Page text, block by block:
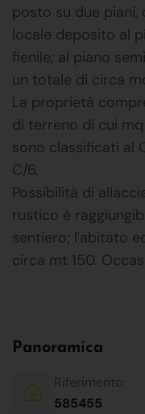
posto su due
locale deposito al
fienile; al piano
un totale di circa
La proprietà
di terreno di cui
sono classificati al
C/6.
Possibilità di
rustico è
sentiero; l'abitato
circa mt 150.
Panoramica
Riferimento:
585455